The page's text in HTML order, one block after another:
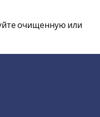
очищенную или